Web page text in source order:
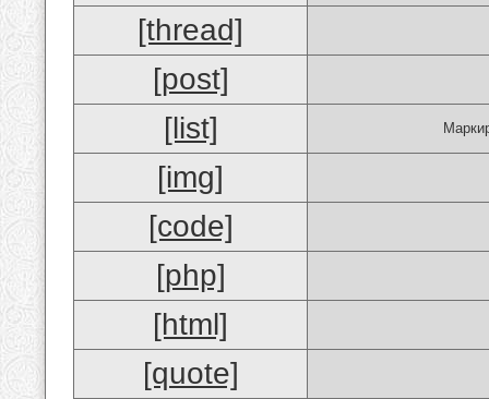
[thread]
[post]
[list]
[img]
[code]
[php]
[html]
[quote]